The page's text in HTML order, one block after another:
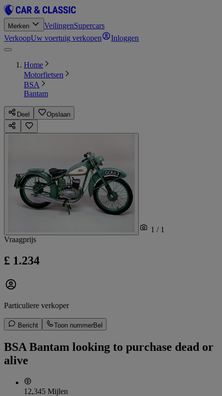
Merken VeilingenSupercars
VerkoopUw voertuig verkopen Inloggen
Home
Motorfietsen
BSA
Bantam
Deel Opslaan
1 / 1
Vraagprijs
£ 1.234
Particuliere verkoper
Bericht Toon nummerBel
BSA Bantam looking to purchase dead or
alive
12,345 Mijlen